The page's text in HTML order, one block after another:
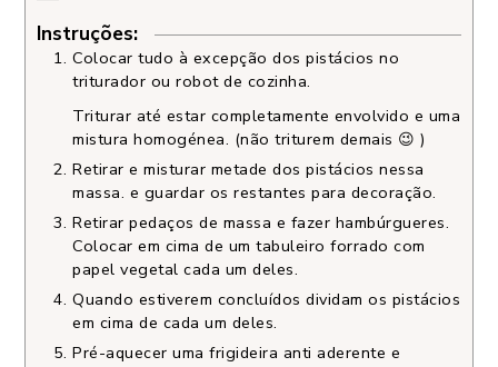
Instruções:
Colocar tudo à excepção dos pistácios no
triturador ou robot de cozinha.
Triturar até estar completamente envolvido e uma
mistura homogénea. (não triturem demais 😉 )
Retirar e misturar metade dos pistácios nessa
massa. e guardar os restantes para decoração.
Retirar pedaços de massa e fazer hambúrgueres.
Colocar em cima de um tabuleiro forrado com
papel vegetal cada um deles.
Quando estiverem concluídos dividam os pistácios
em cima de cada um deles.
Pré-aquecer uma frigideira anti aderente e